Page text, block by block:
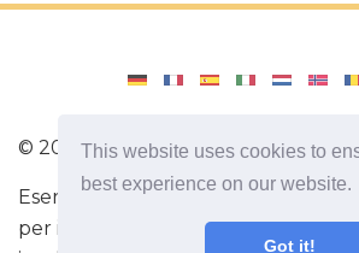
This website uses cookies to
best experience on our website.
Got it!
© 2026Amenajari
Esercizio. Diete e ricette per una
per il cervello. Fatti interessanti